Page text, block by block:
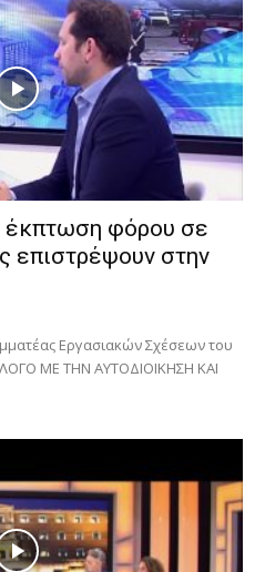
έκπτωση φόρου σε
επιστρέψουν στην
Εργασιακών Σχέσεων του
ΜΕ ΤΗΝ ΑΥΤΟΔΙΟΙΚΗΣH ΚΑΙ